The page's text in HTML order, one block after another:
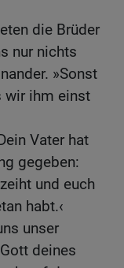
die Brüder
nur nichts
»Sonst
wir ihm einst
Vater hat
gegeben:
und euch
habt.‹
unser
deines